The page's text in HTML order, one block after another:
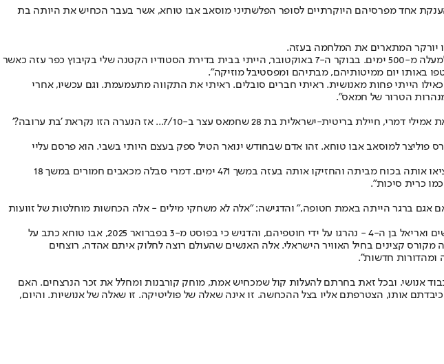
את ועדת פרס פוליצר על הענקת אחד מפרסיהם היוקרתיים לסופר הפלשתיני מוסאב אבו טוחא, אשר בעבר הכחיש את היותה בת
יורקר המתארים את המלחמה בעזה.
בהצהרתה החזקה ששיתפה ברשת X, כתבה דמרי: "לחברי ועדת פרס שמי אמילי דמרי. הוחזקתי כבת ערובה בעזה למעלה מ-500 ימים. בבוקר ה-7 באוקטובר, הייתי בבית בדירת הסטודיו הקטנה שלי בקיבוץ כפר עזה כאשר
התעללו בי, והתייחסו אליי כאילו הייתי פחות מאנושית. ראיתי חברים סובלים. ראיתי את התקווה מתעמעמת. וגם עכשיו, אחרי
הטרור של חמאס".
אבו טוחא פרסם על דמרי ברשתות החברתיות ב-24 בינואר 2025, וכתב: "איך בכלל הנערה הזו נקראת בת ערובה?. זאת אמילי דמרי, חיילת בריטית-ישראלית בת 28 שחמאס עצר ב-7/10... אז הנערה הזו נקראת 'בת ערובה?'
למוסאב אבו טוחא. זהו אדם שבחודש ינואר הטיל ספק בעצם היותי בשבי. הוא פרסם עליי
דמרי בת ה-29 נפצעה מירי בידה במהלך התקפת ה-7 באוקטובר, מה שהוביל לאובדן שתי אצבעות. מחבלי חמאס הוציאו אותה בכוח מביתה והחזיקו אותה בעזה במשך 471 ימים. דמרי סבלה מכאבים חמורים במשך 18
כרית סיכות".
ברגר הייתה באמת חטופה," והדגישה: "אלה לא משחקי מילים - אלה הכחשות מוחלטות של זוועות
פוקס ניוז דיגיטל דיווח בעבר כי אבו טוחא הביע ספקנות לגבי ראיות המצביעות על כך שילדי ביבס - כפיר בן 9 החודשים ואריאל בן ה-4 - נהרגו על ידי חוטפיהם, והדגיש כי בפוסט מ-3 בפברואר 2025, אבו טוחא כתב על
קצינים בחיל האוויר הישראלי. אלה האנשים שהעולם רוצה לחלוק איתם אהדה, רוצחים
אנושי. ובכל זאת בחרתם להעלות קול שמכחיש אמת, מוחק קורבנות ומחלל את זכר הנרצחים. האם
אותו, הצטרפתם אליו בצל ההכחשה. זו אינה שאלה של פוליטיקה. זו שאלה של אנושיות. והיום,